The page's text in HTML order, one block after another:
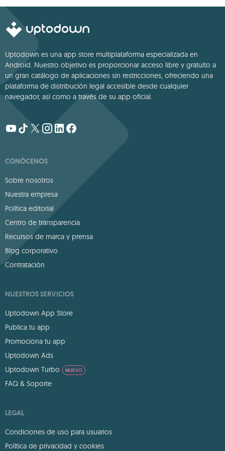
Uptodown es una app store multiplataforma especializada en
Android. Nuestro objetivo es proporcionar acceso libre y gratuito a
un gran catálogo de aplicaciones sin restricciones, ofreciendo una
plataforma de distribución legal accesible desde cualquier
navegador, así como a través de su app oficial.
CONÓCENOS
Sobre nosotros
Nuestra empresa
Política editorial
Centro de transparencia
Recursos de marca y prensa
Blog corporativo
Contratación
NUESTROS SERVICIOS
Uptodown App Store
Publica tu app
Promociona tu app
Uptodown Ads
Uptodown Turbo
NUEVO
FAQ & Soporte
LEGAL
Condiciones de uso para usuarios
Política de privacidad y cookies